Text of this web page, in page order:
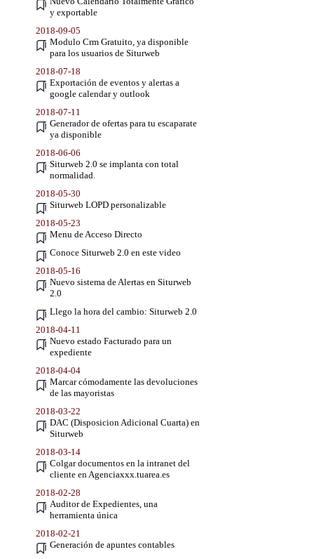
y exportable
2018-09-05
Modulo Crm Gratuito, ya disponible
para los usuarios de Siturweb
2018-07-18
Exportación de eventos y alertas a
google calendar y outlook
2018-07-11
Generador de ofertas para tu escaparate
ya disponible
2018-06-06
Siturweb 2.0 se implanta con total
normalidad.
2018-05-30
Siturweb LOPD personalizable
2018-05-23
Menu de Acceso Directo
Conoce Siturweb 2.0 en este video
2018-05-16
Nuevo sistema de Alertas en Siturweb
2.0
Llego la hora del cambio: Siturweb 2.0
2018-04-11
Nuevo estado Facturado para un
expediente
2018-04-04
Marcar cómodamente las devoluciones
de las mayoristas
2018-03-22
DAC (Disposicion Adicional Cuarta) en
Siturweb
2018-03-14
Colgar documentos en la intranet del
cliente en Agenciaxxx.tuarea.es
2018-02-28
Auditor de Expedientes, una
herramienta única
2018-02-21
Generación de apuntes contables